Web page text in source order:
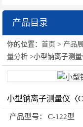
产品目录
HORIBA（过程&环
油份分析仪
水处理及环境
你的位置：首页 > 产品
量分析 >小型钠离子测量
小型钠离子测量仪〈
产品型号： C-122型